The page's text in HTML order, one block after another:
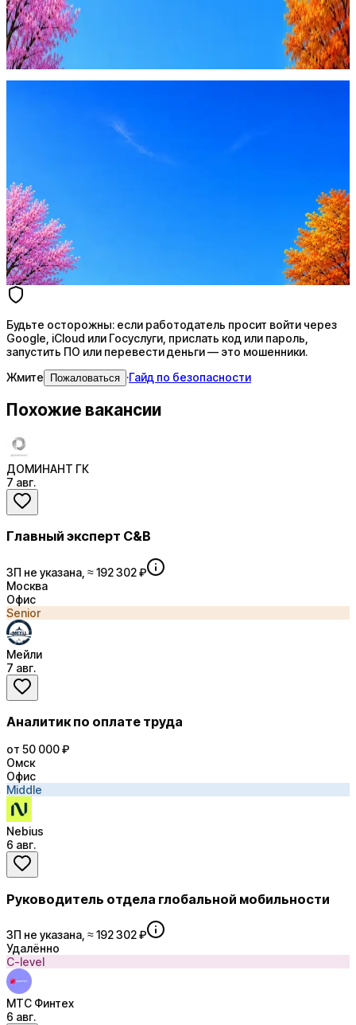
Будьте осторожны: если работодатель просит войти через
Google, iCloud или Госуслуги, прислать код или пароль,
запустить ПО или перевести деньги — это мошенники.
Жмите Пожаловаться
Стратегия поиска с AI: рынки, позиции, вилка, каналы
Будьте осторожны: если работодатель просит войти через
Google, iCloud или Госуслуги, прислать код или пароль,
запустить ПО или перевести деньги — это мошенники.
Жмите
Пожаловаться ·Гайд по безопасности
Похожие вакансии
ДОМИНАНТ ГК
7 авг.
Главный эксперт C&B
ЗП не указана, ≈ 192 302 ₽
Москва
Офис
Senior
Мейли
7 авг.
Аналитик по оплате труда
от 50 000 ₽
Омск
Офис
Middle
Nebius
6 авг.
Руководитель отдела глобальной мобильности
ЗП не указана, ≈ 192 302 ₽
Удалённо
C-level
МТС Финтех
6 авг.